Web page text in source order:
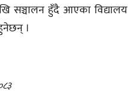
सञ्चालन हुँदै आएका
।